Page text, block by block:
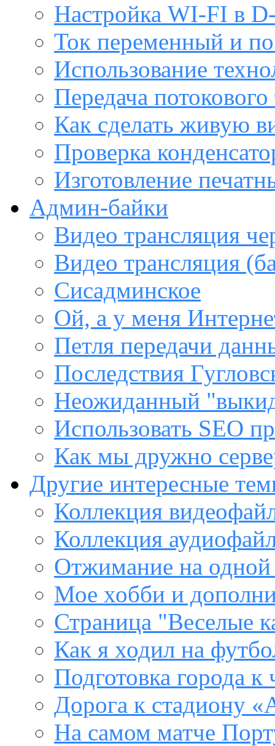
Настройка WI-FI в
Ток переменный и
Использование
Передача
Как сделать живую
Проверка
Изготовление
Админ-байки
Видео трансляция
Видео трансляция
Сисадминское
Ой, а у меня
Петля передачи
Последствия
Неожиданный
Использовать SEO
Как мы дружно
Другие интересные
Коллекция
Коллекция
Отжимание на одной
Мое хобби и
Страница "Веселые
Как я ходил на
Подготовка города к
Дорога к стадиону
На самом матче